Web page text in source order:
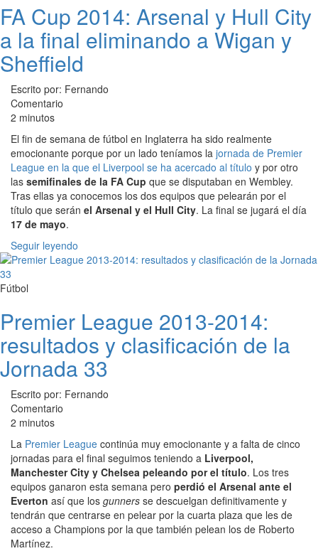
FA Cup 2014: Arsenal y Hull City
a la final eliminando a Wigan y
Sheffield
Escrito por: Fernando
Comentario
2 minutos
El fin de semana de fútbol en Inglaterra ha sido realmente
emocionante porque por un lado teníamos la jornada de Premier
League en la que el Liverpool se ha acercado al título y por otro
las semifinales de la FA Cup que se disputaban en Wembley.
Tras ellas ya conocemos los dos equipos que pelearán por el
título que serán el Arsenal y el Hull City. La final se jugará el día
17 de mayo.
Seguir leyendo
Fútbol
Premier League 2013-2014:
resultados y clasificación de la
Jornada 33
Escrito por: Fernando
Comentario
2 minutos
La Premier League continúa muy emocionante y a falta de cinco
jornadas para el final seguimos teniendo a Liverpool,
Manchester City y Chelsea peleando por el título. Los tres
equipos ganaron esta semana pero perdió el Arsenal ante el
Everton así que los gunners se descuelgan definitivamente y
tendrán que centrarse en pelear por la cuarta plaza que les de
acceso a Champions por la que también pelean los de Roberto
Martínez.